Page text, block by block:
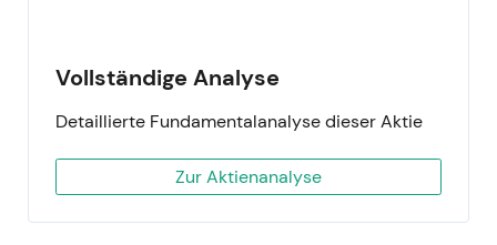
Vollständige Analyse
Detaillierte Fundamentalanalyse dieser Aktie
Zur Aktienanalyse